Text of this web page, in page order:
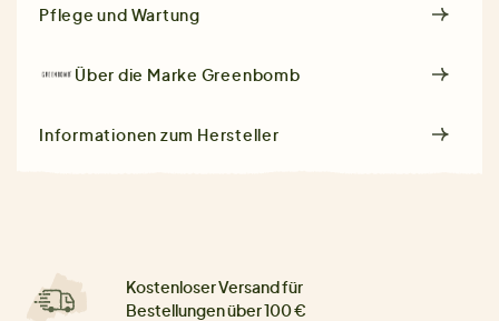
Pflege und Wartung
Über die Marke Greenbomb
Informationen zum Hersteller
Kostenloser Versand für
Bestellungen über 100 €